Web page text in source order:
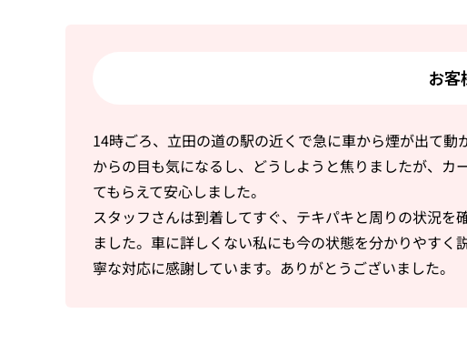
お客
14時ごろ、立田の道の駅の近くで急に車から煙が出て
からの目も気になるし、どうしようと焦りましたが、
てもらえて安心しました。
スタッフさんは到着してすぐ、テキパキと周りの状況
ました。車に詳しくない私にも今の状態を分かりやす
寧な対応に感謝しています。ありがとうございました。